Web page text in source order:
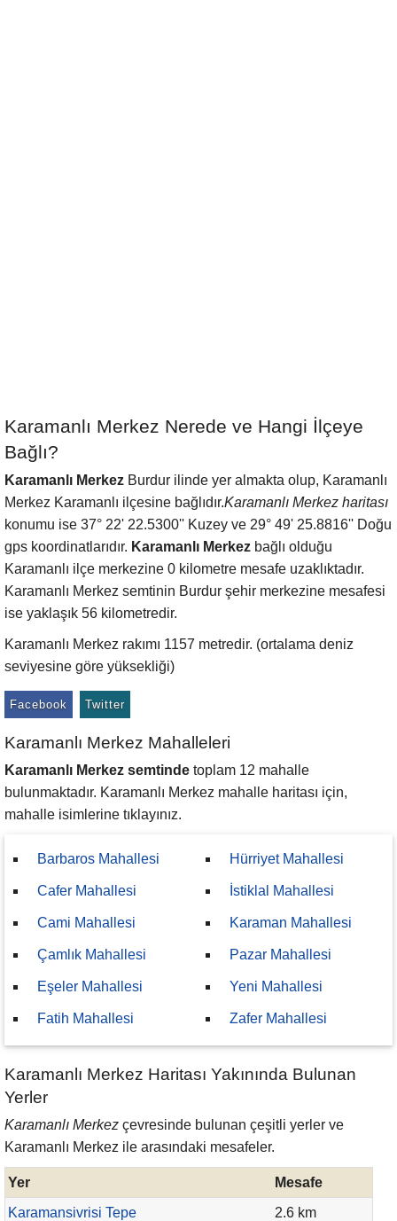
Karamanlı Merkez Nerede ve Hangi İlçeye
Bağlı?
Karamanlı Merkez Burdur ilinde yer almakta olup, Karamanlı
Merkez Karamanlı ilçesine bağlıdır.Karamanlı Merkez haritası
konumu ise 37° 22' 22.5300'' Kuzey ve 29° 49' 25.8816'' Doğu
gps koordinatlarıdır. Karamanlı Merkez bağlı olduğu
Karamanlı ilçe merkezine 0 kilometre mesafe uzaklıktadır.
Karamanlı Merkez semtinin Burdur şehir merkezine mesafesi
ise yaklaşık 56 kilometredir.
Karamanlı Merkez rakımı 1157 metredir. (ortalama deniz
seviyesine göre yüksekliği)
Facebook Twitter
Karamanlı Merkez Mahalleleri
Karamanlı Merkez semtinde toplam 12 mahalle
bulunmaktadır. Karamanlı Merkez mahalle haritası için,
mahalle isimlerine tıklayınız.
Barbaros Mahallesi
Cafer Mahallesi
Cami Mahallesi
Çamlık Mahallesi
Eşeler Mahallesi
Fatih Mahallesi
Hürriyet Mahallesi
İstiklal Mahallesi
Karaman Mahallesi
Pazar Mahallesi
Yeni Mahallesi
Zafer Mahallesi
Karamanlı Merkez Haritası Yakınında Bulunan
Yerler
Karamanlı Merkez çevresinde bulunan çeşitli yerler ve
Karamanlı Merkez ile arasındaki mesafeler.
Yer
Mesafe
Karamansivrisi Tepe
2.6 km